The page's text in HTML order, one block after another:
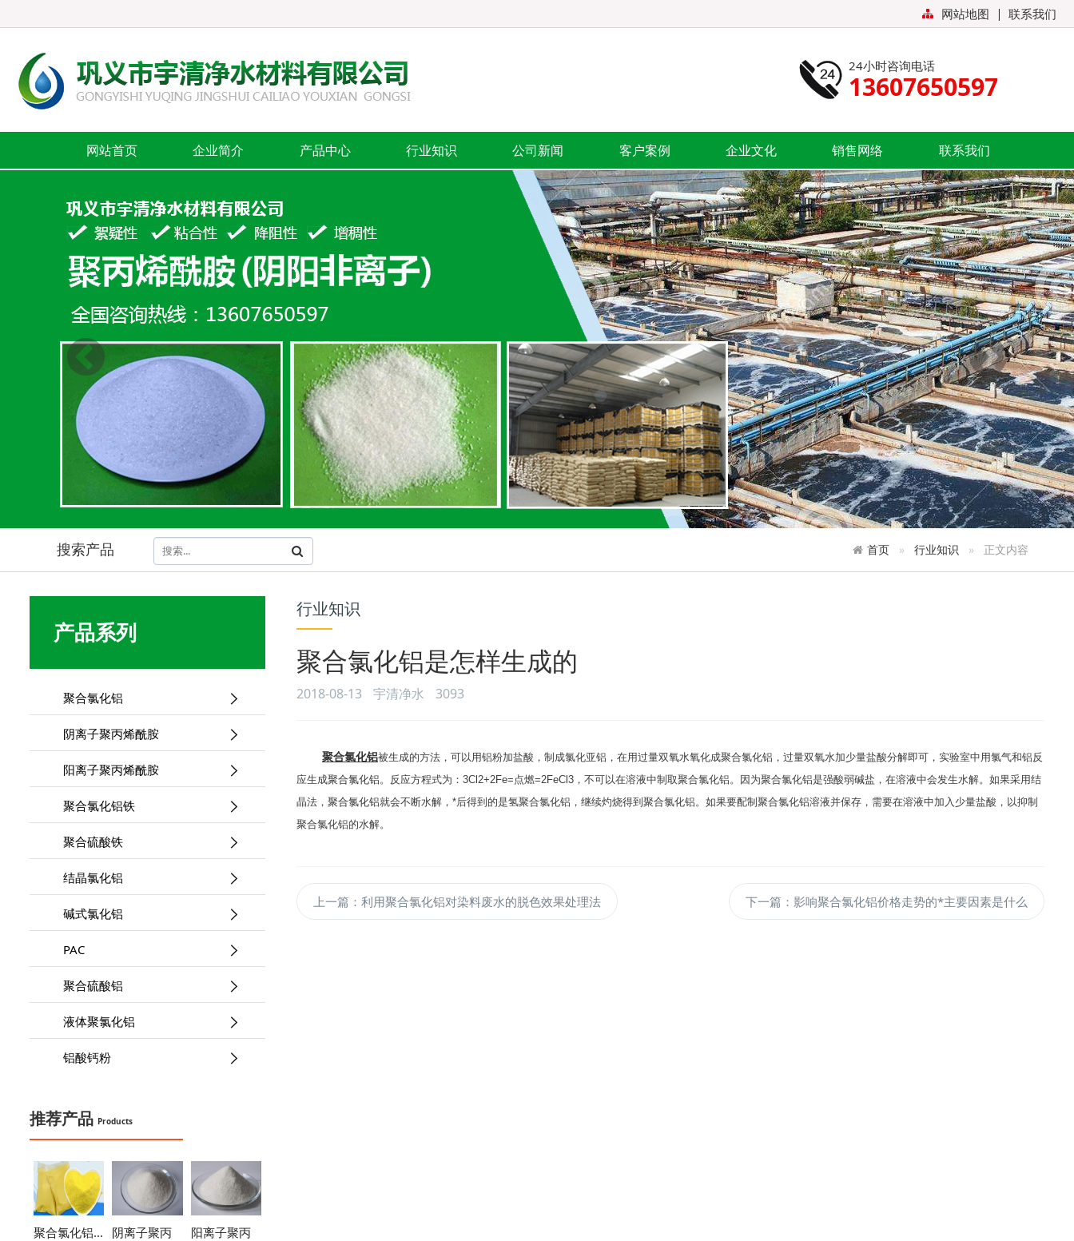
网站地图 | 联系我们
24小时咨询电话
13607650597
网站首页 企业简介 产品中心 行业知识 公司新闻 客户案例 企业文化 销售网络 联系我们
搜索产品 首页 行业知识 正文内容
产品系列
聚合氯化铝
阴离子聚丙烯酰胺
阳离子聚丙烯酰胺
聚合氯化铝铁
聚合硫酸铁
结晶氯化铝
碱式氯化铝
PAC
聚合硫酸铝
液体聚氯化铝
铝酸钙粉
推荐产品 Products
聚合氯化铝...
阴离子聚丙
阳离子聚丙
行业知识
聚合氯化铝是怎样生成的
2018-08-13 宇清净水 3093
聚合氯化铝被生成的方法，可以用铝粉加盐酸，制成氯化亚铝，在用过量双氧水氧化成聚合氯化铝，过量双氧水加少量盐酸分解即可，实验室中用氯气和铝反
应生成聚合氯化铝。反应方程式为：3Cl2+2Fe=点燃=2FeCl3，不可以在溶液中制取聚合氯化铝。因为聚合氯化铝是强酸弱碱盐，在溶液中会发生水解。如果采用结
晶法， 聚合氯化铝就会不断水解，*后得到的是氢聚合氯化铝，继续灼烧得到聚合氯化铝。如果要配制聚合氯化铝溶液并保存，需要在溶液中加入少量盐酸，以抑制
聚合氯化铝的水解。
上一篇： 利用聚合氯化铝对染料废水的脱色效果处理法 下一篇： 影响聚合氯化铝价格走势的*主要因素是什么